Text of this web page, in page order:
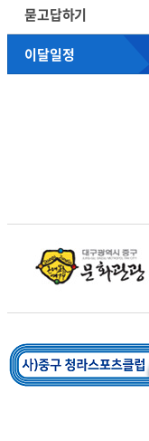
묻고답하기
이달일정